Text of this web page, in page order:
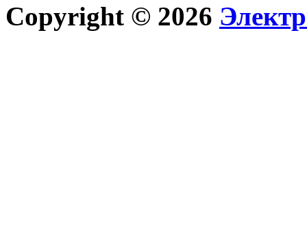
Copyright © 2026